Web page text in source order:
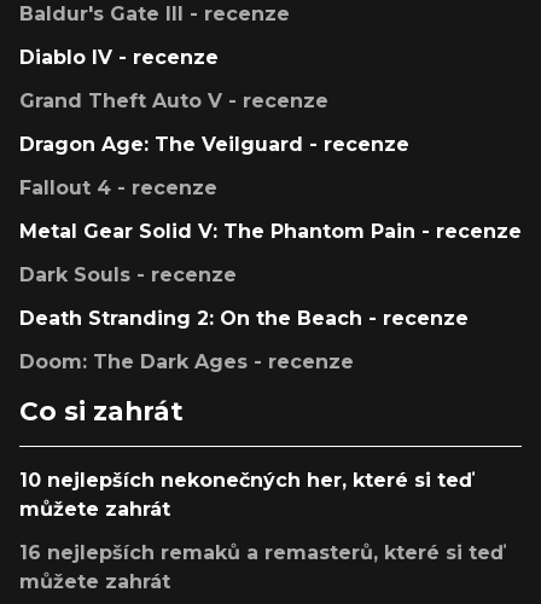
Baldur's Gate III - recenze
Diablo IV - recenze
Grand Theft Auto V - recenze
Dragon Age: The Veilguard - recenze
Fallout 4 - recenze
Metal Gear Solid V: The Phantom Pain - recenze
Dark Souls - recenze
Death Stranding 2: On the Beach - recenze
Doom: The Dark Ages - recenze
Co si zahrát
10 nejlepších nekonečných her, které si teď
můžete zahrát
16 nejlepších remaků a remasterů, které si teď
můžete zahrát